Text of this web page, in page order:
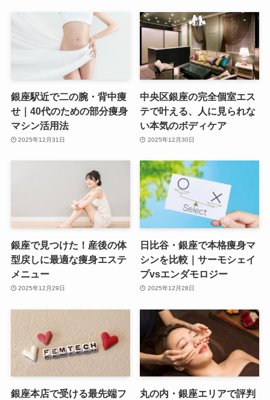
銀座駅近で二の腕・背中痩
せ｜40代のための部分痩身
マシン活用法
2025年12月31日
中央区銀座の完全個室エス
テで叶える、人に見られな
い本気のボディケア
2025年12月30日
銀座で見つけた！産後の体
型戻しに最適な痩身エステ
メニュー
2025年12月29日
日比谷・銀座で本格痩身マ
シンを比較｜サーモシェイ
プvsエンダモロジー
2025年12月28日
銀座本店で受ける最先端フ
丸の内・銀座エリアで評判